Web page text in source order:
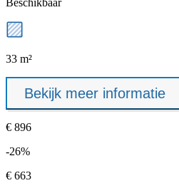
Beschikbaar
33 m²
Bekijk meer informatie
€ 896
-26%
€ 663